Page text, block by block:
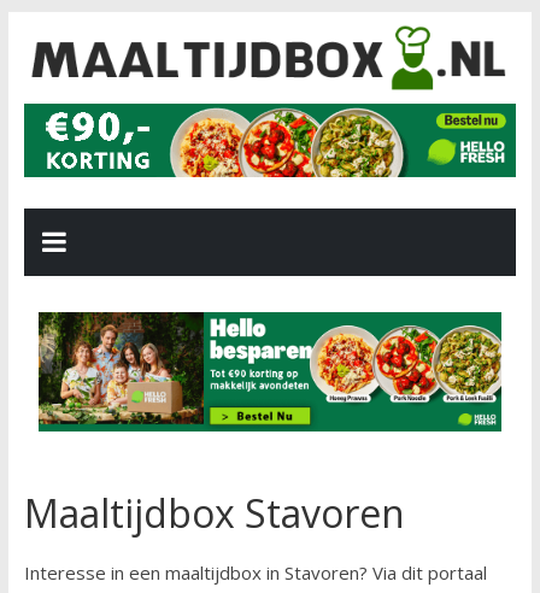
Maaltijdbox Stavoren
Interesse in een maaltijdbox in Stavoren? Via dit portaal